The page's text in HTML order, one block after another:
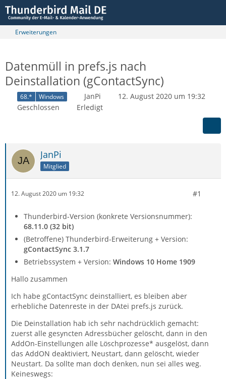
Erweiterungen
Datenmüll in prefs.js nach
Deinstallation (gContactSync)
68.* Windows JanPi
12. August 2020 um 19:32
Geschlossen
Erledigt
JanPi
Mitglied
12. August 2020 um 19:32 #1
Thunderbird-Version (konkrete Versionsnummer):
68.11.0 (32 bit)
(Betroffene) Thunderbird-Erweiterung + Version:
gContactSync 3.1.7
Betriebssystem + Version: Windows 10 Home 1909
Hallo zusammen
Ich habe gContactSync deinstalliert, es bleiben aber
erhebliche Datenreste in der DAtei prefs.js zurück.
Die Deinstallation hab ich sehr nachdrücklich gemacht:
zuerst alle gesyncten Adressbücher gelöscht, dann in den
AddOn-Einstellungen alle Löschprozesse* ausgelöst, dann
das AddON deaktiviert, Neustart, dann gelöscht, wieder
Neustart. Da sollte man doch denken, nun sei alles weg.
Keineswegs: